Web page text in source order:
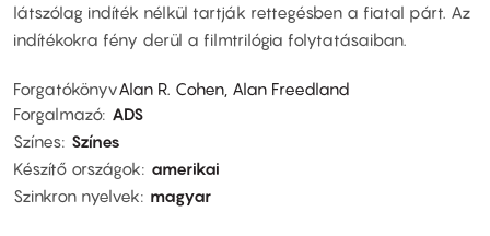
látszólag indíték nélkül tartják rettegésben a fiatal párt. Az
indítékokra fény derül a filmtrilógia folytatásaiban.
ForgatókönyvAlan R. Cohen, Alan Freedland
Forgalmazó ADS
Színes Színes
Készítő országok
amerikai
Szinkron nyelvek
magyar